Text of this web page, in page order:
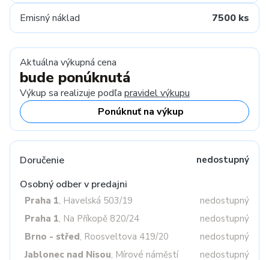
Emisný náklad 7500 ks
Aktuálna výkupná cena
bude ponúknutá
Výkup sa realizuje podľa pravidel výkupu
Ponúknuť na výkup
Doručenie nedostupný
Osobný odber v predajni
Praha 1, Havelská 503/19
nedostupný
Praha 1, Na Příkopě 820/24
nedostupný
Brno - střed, Roosveltova 419/20
nedostupný
Jablonec nad Nisou, Mírové náměstí
nedostupný